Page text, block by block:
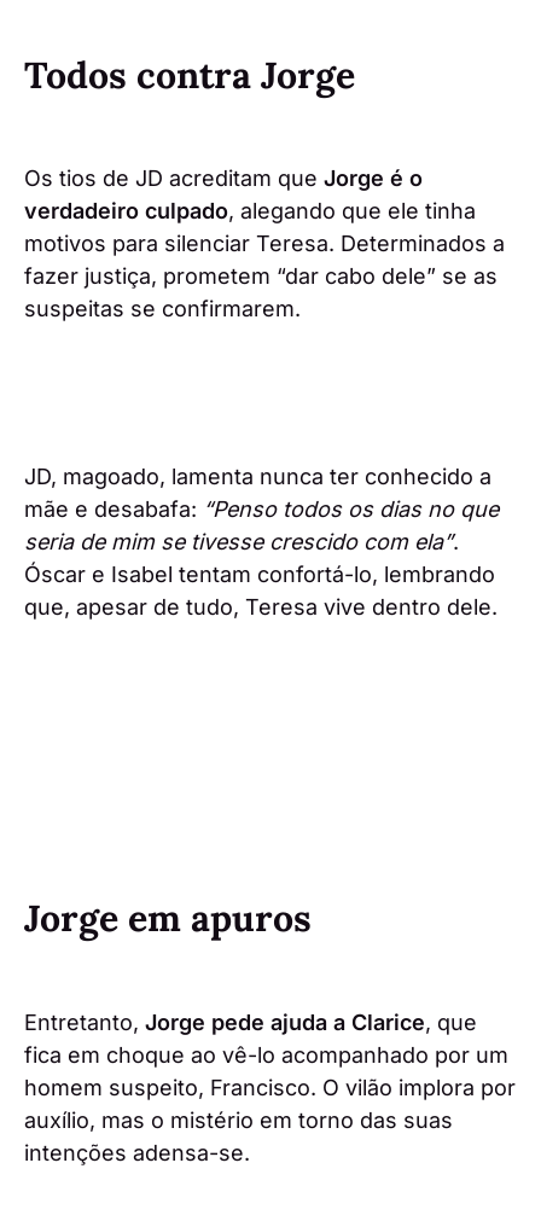
Todos contra Jorge
Os tios de JD acreditam que Jorge é o
verdadeiro culpado, alegando que ele tinha
motivos para silenciar Teresa. Determinados a
fazer justiça, prometem “dar cabo dele” se as
suspeitas se confirmarem.
JD, magoado, lamenta nunca ter conhecido a
mãe e desabafa: “Penso todos os dias no que
seria de mim se tivesse crescido com ela”.
Óscar e Isabel tentam confortá-lo, lembrando
que, apesar de tudo, Teresa vive dentro dele.
Jorge em apuros
Entretanto, Jorge pede ajuda a Clarice, que
fica em choque ao vê-lo acompanhado por um
homem suspeito, Francisco. O vilão implora por
auxílio, mas o mistério em torno das suas
intenções adensa-se.